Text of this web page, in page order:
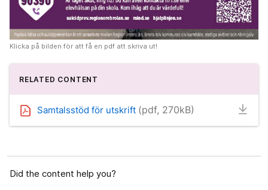
Klicka på bilden för att få en pdf att skriva ut!
RELATED CONTENT
Samtalsstöd för utskrift (pdf, 270kB)
Did the content help you?